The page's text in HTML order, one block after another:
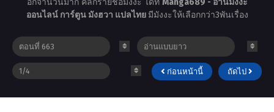
ออนไลน์ การ์ตูน มังฮวา แปลไทย มีมังงะให้เลือกกว่า3พันเรื่อง
ก่อนหน้านี้ ถัดไป